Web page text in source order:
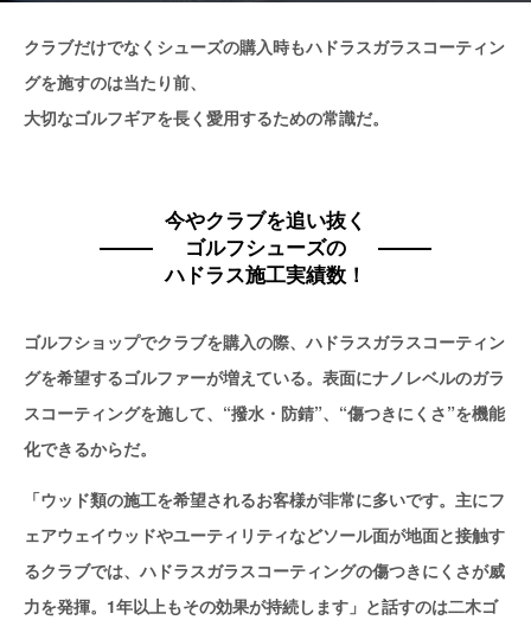
クラブだけでなくシューズの購入時もハドラスガラスコーティン
グを施すのは当たり前、
大切なゴルフギアを長く愛用するための常識だ。
今やクラブを追い抜く
ゴルフシューズの
ハドラス施工実績数！
ゴルフショップでクラブを購入の際、ハドラスガラスコーティン
グを希望するゴルファーが増えている。表面にナノレベルのガラ
スコーティングを施して、“撥水・防錆”、“傷つきにくさ”を機能
化できるからだ。
「ウッド類の施工を希望されるお客様が非常に多いです。主にフ
ェアウェイウッドやユーティリティなどソール面が地面と接触す
るクラブでは、ハドラスガラスコーティングの傷つきにくさが威
力を発揮。1年以上もその効果が持続します」と話すのは二木ゴ